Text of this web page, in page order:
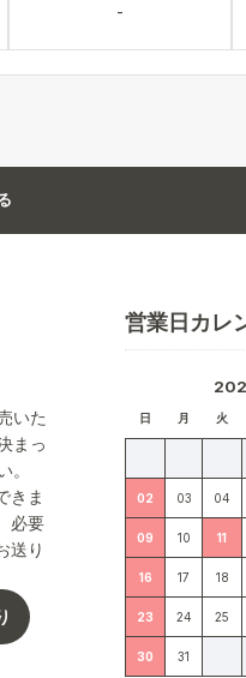
-
いた
まっ
。
きま
必要
送り
営業日カレ
日 月 火
02 03 04
09 10 11
16 17 18
23 24 25
30 31